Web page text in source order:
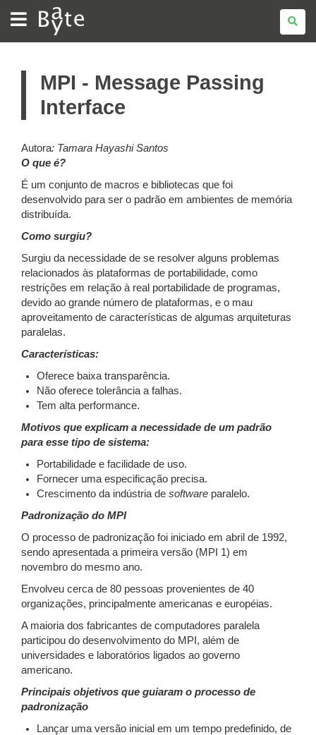
BATE
BYTE
MPI - Message Passing
Interface
Autora: Tamara Hayashi Santos
O que é?
É um conjunto de macros e bibliotecas que foi
desenvolvido para ser o padrão em ambientes de memória
distribuída.
Como surgiu?
Surgiu da necessidade de se resolver alguns problemas
relacionados às plataformas de portabilidade, como
restrições em relação à real portabilidade de programas,
devido ao grande número de plataformas, e o mau
aproveitamento de características de algumas arquiteturas
paralelas.
Características:
Oferece baixa transparência.
Não oferece tolerância a falhas.
Tem alta performance.
Motivos que explicam a necessidade de um padrão
para esse tipo de sistema:
Portabilidade e facilidade de uso.
Fornecer uma especificação precisa.
Crescimento da indústria desoftware paralelo.
Padronização do MPI
O processo de padronização foi iniciado em abril de 1992,
sendo apresentada a primeira versão (MPI 1) em
novembro do mesmo ano.
Envolveu cerca de 80 pessoas provenientes de 40
organizações, principalmente americanas e européias.
A maioria dos fabricantes de computadores paralela
participou do desenvolvimento do MPI, além de
universidades e laboratórios ligados ao governo
americano.
Principais objetivos que guiaram o processo de
padronização
Lançar uma versão inicial em um tempo predefinido, de